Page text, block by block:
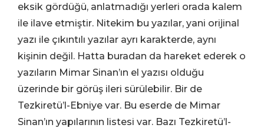
eksik gördüğü, anlatmadığı yerleri orada kalem
ile ilave etmiştir. Nitekim bu yazılar, yani orijinal
yazı ile çıkıntılı yazılar ayrı karakterde, aynı
kişinin değil. Hatta buradan da hareket ederek o
yazıların Mimar Sinan’ın el yazısı olduğu
üzerinde bir görüş ileri sürülebilir. Bir de
Tezkiretü’l-Ebniye var. Bu eserde de Mimar
Sinan’ın yapılarının listesi var. Bazı Tezkiretü’l-